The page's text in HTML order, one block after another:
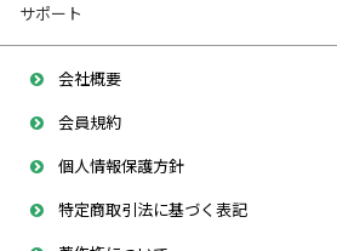
サポート
会社概要
会員規約
個人情報保護方針
特定商取引法に基づく表記